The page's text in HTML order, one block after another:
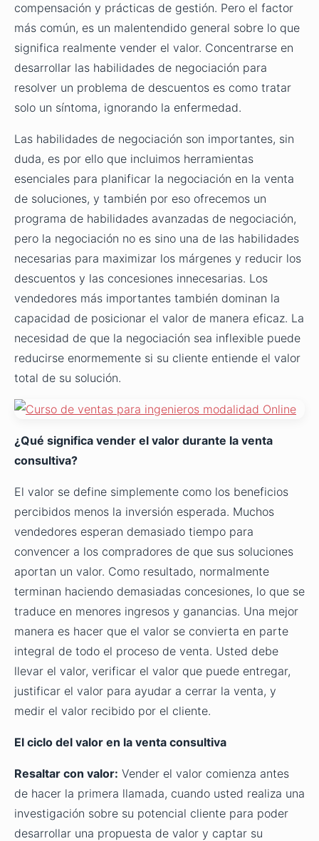
compensación y prácticas de gestión. Pero el factor
más común, es un malentendido general sobre lo que
significa realmente vender el valor. Concentrarse en
desarrollar las habilidades de negociación para
resolver un problema de descuentos es como tratar
solo un síntoma, ignorando la enfermedad.
Las habilidades de negociación son importantes, sin
duda, es por ello que incluimos herramientas
esenciales para planificar la negociación en la venta
de soluciones, y también por eso ofrecemos un
programa de habilidades avanzadas de negociación,
pero la negociación no es sino una de las habilidades
necesarias para maximizar los márgenes y reducir los
descuentos y las concesiones innecesarias. Los
vendedores más importantes también dominan la
capacidad de posicionar el valor de manera eficaz. La
necesidad de que la negociación sea inflexible puede
reducirse enormemente si su cliente entiende el valor
total de su solución.
¿Qué significa vender el valor durante la venta
consultiva?
El valor se define simplemente como los beneficios
percibidos menos la inversión esperada. Muchos
vendedores esperan demasiado tiempo para
convencer a los compradores de que sus soluciones
aportan un valor. Como resultado, normalmente
terminan haciendo demasiadas concesiones, lo que se
traduce en menores ingresos y ganancias. Una mejor
manera es hacer que el valor se convierta en parte
integral de todo el proceso de venta. Usted debe
llevar el valor, verificar el valor que puede entregar,
justificar el valor para ayudar a cerrar la venta, y
medir el valor recibido por el cliente.
El ciclo del valor en la venta consultiva
Resaltar con valor: Vender el valor comienza antes
de hacer la primera llamada, cuando usted realiza una
investigación sobre su potencial cliente para poder
desarrollar una propuesta de valor y captar su